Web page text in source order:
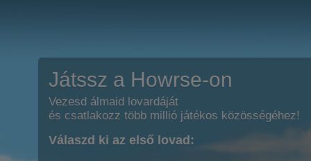
Játssz a Howrse-on
Vezesd álmaid lovardáját
és csatlakozz több millió játékos közösségéhez!
Válaszd ki az első lovad: